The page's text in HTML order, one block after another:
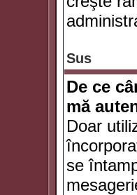
Sus
De ce
mă
Doar
se